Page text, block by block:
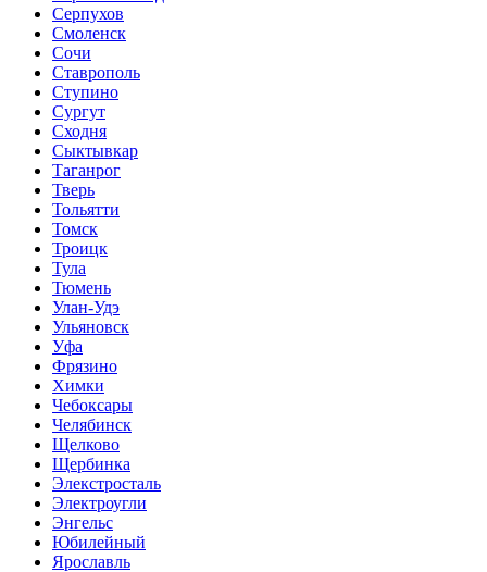
Серпухов
Смоленск
Сочи
Ставрополь
Ступино
Сургут
Сходня
Сыктывкар
Таганрог
Тверь
Тольятти
Томск
Троицк
Тула
Тюмень
Улан-Удэ
Ульяновск
Уфа
Фрязино
Химки
Чебоксары
Челябинск
Щелково
Щербинка
Элекстросталь
Электроугли
Энгельс
Юбилейный
Ярославль